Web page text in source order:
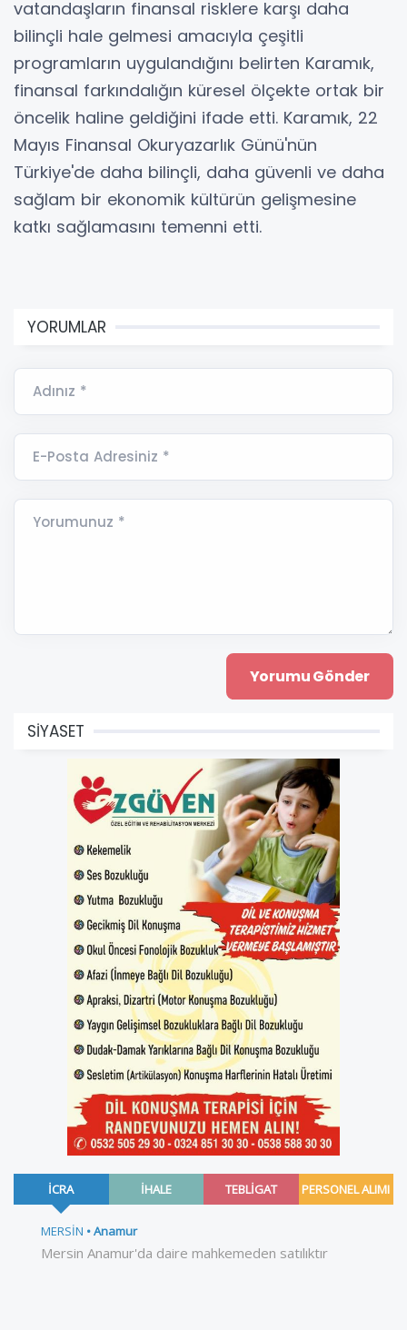
vatandaşların finansal risklere karşı daha
bilinçli hale gelmesi amacıyla çeşitli
programların uygulandığını belirten Karamık,
finansal farkındalığın küresel ölçekte ortak bir
öncelik haline geldiğini ifade etti. Karamık, 22
Mayıs Finansal Okuryazarlık Günü'nün
Türkiye'de daha bilinçli, daha güvenli ve daha
sağlam bir ekonomik kültürün gelişmesine
katkı sağlamasını temenni etti.
YORUMLAR
Adınız *
E-Posta Adresiniz *
Yorumunuz *
SİYASET